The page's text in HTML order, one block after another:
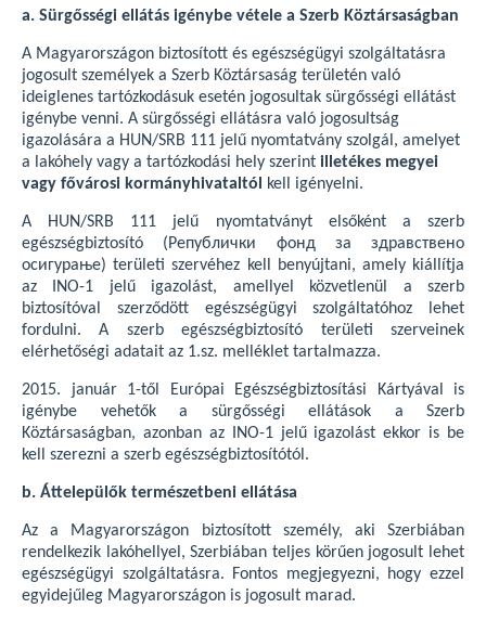
a. Sürgősségi ellátás igénybe vétele a Szerb Köztársaságban
A Magyarországon biztosított és egészségügyi szolgáltatásra
jogosult személyek a Szerb Köztársaság területén való
ideiglenes tartózkodásuk esetén jogosultak sürgősségi ellátást
igénybe venni. A sürgősségi ellátásra való jogosultság
igazolására a HUN/SRB 111 jelű nyomtatvány szolgál, amelyet
a lakóhely vagy a tartózkodási hely szerint illetékes megyei
vagy fővárosi kormányhivataltól
kell igényelni.
A HUN/SRB 111 jelű nyomtatványt elsőként a szerb
egészségbiztosító (Републички фонд за здравствено
осигурање) területi szervéhez kell benyújtani, amely kiállítja
az INO-1 jelű igazolást, amellyel közvetlenül a szerb
biztosítóval szerződött egészségügyi szolgáltatóhoz lehet
fordulni. A szerb egészségbiztosító területi szerveinek
elérhetőségi adatait az 1.sz. melléklet tartalmazza.
2015. január 1-től Európai Egészségbiztosítási Kártyával is
igénybe vehetők a sürgősségi ellátások a Szerb
Köztársaságban, azonban az INO-1 jelű igazolást ekkor is be
kell szerezni a szerb egészségbiztosítótól.
b. Áttelepülők természetbeni ellátása
Az a Magyarországon biztosított személy, aki Szerbiában
rendelkezik lakóhellyel, Szerbiában teljes körűen jogosult lehet
egészségügyi szolgáltatásra. Fontos megjegyezni, hogy ezzel
egyidejűleg Magyarországon is jogosult marad.